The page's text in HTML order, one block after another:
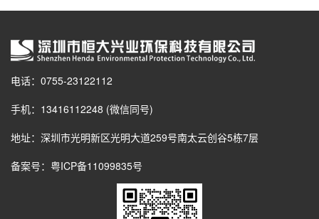
电话：0755-23122112
手机：13416112248 (微信同号)
地址：深圳市光明新区光明大道259号南太云创谷5栋7层
备案号： 粤ICP备11099835号